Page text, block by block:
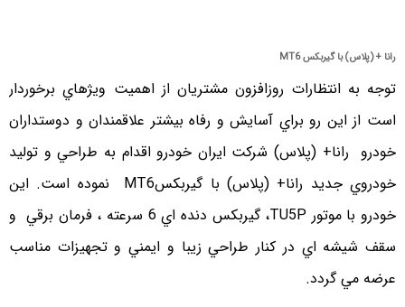
رانا + (پلاس) با گيربكسMT6
توجه به انتظارات روزافزون مشتريان از اهميت ويژه‏اي برخوردار
است از اين رو براي آسايش و رفاه بيشتر علاقمندان و دوستداران
خودرو رانا+ (پلاس) شركت ايران خودرو اقدام به طراحي و توليد
خودروي جديد رانا+ (پلاس) با گيربكسMT6 نموده است. اين
خودرو با موتور TU5P، گيربكس دنده اي 6 سرعته ، فرمان برقي و
سقف شيشه اي در كنار طراحي زيبا و ايمني و تجهيزات مناسب
عرضه مي گردد.